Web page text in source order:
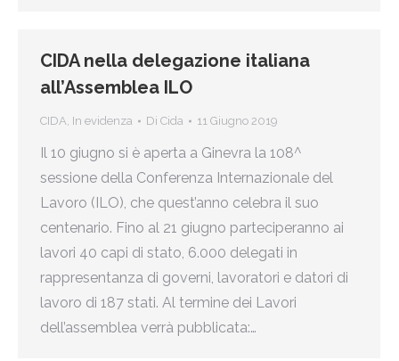
CIDA nella delegazione italiana
all’Assemblea ILO
CIDA, In evidenza Di Cida 11 Giugno 2019
Il 10 giugno si è aperta a Ginevra la 108^
sessione della Conferenza Internazionale del
Lavoro (ILO), che quest’anno celebra il suo
centenario. Fino al 21 giugno parteciperanno ai
lavori 40 capi di stato, 6.000 delegati in
rappresentanza di governi, lavoratori e datori di
lavoro di 187 stati. Al termine dei Lavori
dell’assemblea verrà pubblicata:…